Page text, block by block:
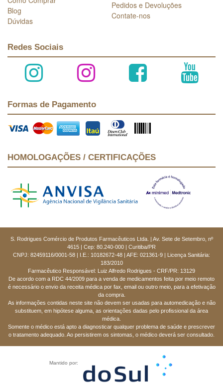
Blog
Dúvidas
Pedidos e Devoluções
Contate-nos
Redes Sociais
Formas de Pagamento
HOMOLOGAÇÕES / CERTIFICAÇÕES
S. Rodrigues Comércio de Produtos Farmacêuticos Ltda. | Av. Sete de Setembro, nº
4615 | Cep: 80.240-000 | Curitiba/PR
CNPJ: 82459116/0001-58 | I.E.: 10182672-48 | AFE: 021361-9 | Licença Sanitária:
183/2010
Farmacêutico Responsável: Luiz Alfredo Rodrigues - CRF/PR: 13129
De acordo com a RDC 44/2009 para a venda de medicamentos feita por meio remoto
é necessário o envio da receita médica por fax, email ou outro meio, para a efetivação
da compra.
As informações contidas neste site não devem ser usadas para automedicação e não
substituem, em hipótese alguma, as orientações dadas pelo profissional da área
médica.
Somente o médico está apto a diagnosticar qualquer problema de saúde e prescrever
o tratamento adequado. Ao persistirem os sintomas, o médico deverá ser consultado.
Mantido por: